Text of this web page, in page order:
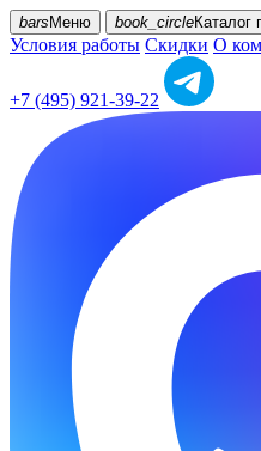
bars Меню book_circleКаталог
Условия работы Скидки О
+7 (495) 921-39-22